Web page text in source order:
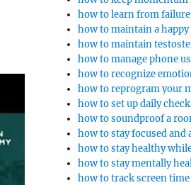
how to learn from
how to maintain a
how to maintain
how to manage phone
how to recognize
how to reprogram your
how to set up daily
how to soundproof a
how to stay focused and
how to stay healthy
how to stay mentally
how to track screen time